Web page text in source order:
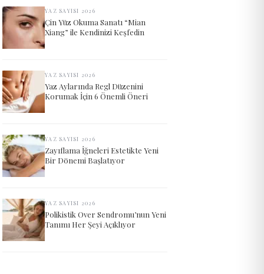
YAZ SAYISI 2026
Çin Yüz Okuma Sanatı “Mian
Xiang” ile Kendinizi Keşfedin
YAZ SAYISI 2026
Yaz Aylarında Regl Düzenini
Korumak İçin 6 Önemli Öneri
YAZ SAYISI 2026
Zayıflama İğneleri Estetikte Yeni
Bir Dönemi Başlatıyor
YAZ SAYISI 2026
Polikistik Over Sendromu’nun Yeni
Tanımı Her Şeyi Açıklıyor